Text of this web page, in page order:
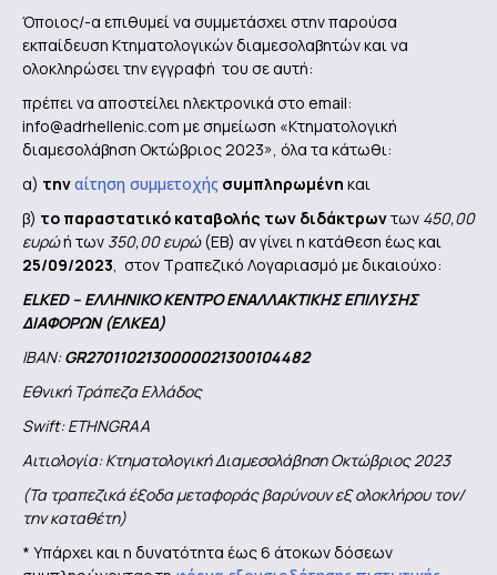
Όποιος/-α επιθυμεί να συμμετάσχει στην παρούσα
εκπαίδευση Κτηματολογικών διαμεσολαβητών και να
ολοκληρώσει την εγγραφή του σε αυτή:
πρέπει να αποστείλει ηλεκτρονικά στο email:
info@adrhellenic.com με σημείωση «Κτηματολογική
διαμεσολάβηση Οκτώβριος 2023», όλα τα κάτωθι:
α) τηναίτηση συμμετοχής συμπληρωμένη και
β) το παραστατικό καταβολής των διδάκτρωντων 450,00
ευρώή των 350,00 ευρώ(EB) αν γίνει η κατάθεση έως και
25/09/2023, στον Τραπεζικό Λογαριασμό με δικαιούχο:
ELKED– ΕΛΛΗΝΙΚΟ ΚΕΝΤΡΟ ΕΝΑΛΛΑΚΤΙΚΗΣ ΕΠΙΛΥΣΗΣ
ΔΙΑΦΟΡΩΝ (ΕΛΚΕΔ)
ΙΒΑΝ: GR2701102130000021300104482
Εθνική Τράπεζα Ελλάδος
Swift:ETHNGRAA
Αιτιολογία: Κτηματολογική Διαμεσολάβηση Οκτώβριος 2023
(Τα τραπεζικά έξοδα μεταφοράς βαρύνουν εξ ολοκλήρου τον/
την καταθέτη)
* Υπάρχει και η δυνατότητα έως 6 άτοκων δόσεων